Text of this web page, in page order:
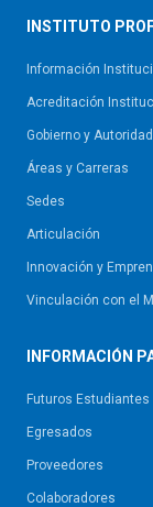
INSTITUTO
Información
Acreditación
Gobierno y
Áreas y Carreras
Sedes
Articulación
Innovación y
Vinculación con el
INFORMACIÓN
Futuros Estudiantes
Egresados
Proveedores
Colaboradores